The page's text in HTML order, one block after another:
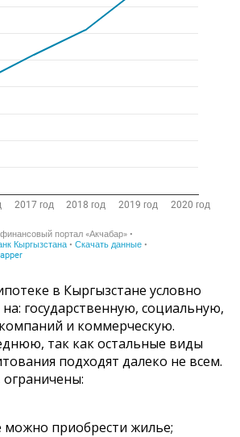
в Кыргызстане условно
государственную, социальную,
и коммерческую.
так как остальные виды
подходят далеко не всем.
можно приобрести жилье;